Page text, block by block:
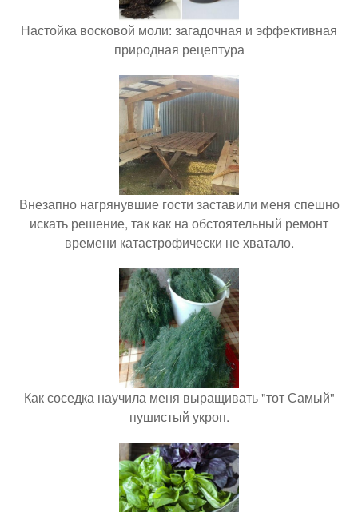
Настойка восковой моли: загадочная и эффективная
природная рецептура
Внезапно нагрянувшие гости заставили меня спешно
искать решение, так как на обстоятельный ремонт
времени катастрофически не хватало.
Как соседка научила меня выращивать "тот Самый"
пушистый укроп.